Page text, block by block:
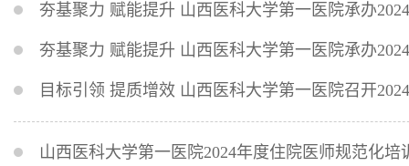
夯基聚力 赋能提升 山西医科大学第一医院承办
夯基聚力 赋能提升 山西医科大学第一医院承办
目标引领 提质增效 山西医科大学第一医院召开
山西医科大学第一医院2024年度住院医师规范化培